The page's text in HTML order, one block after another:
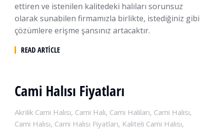
ettiren ve istenilen kalitedeki halıları sorunsuz
olarak sunabilen firmamızla birlikte, istediğiniz gibi
çözümlere erişme şansınız artacaktır.
READ ARTICLE
Cami Halısı Fiyatları
Akrilik Cami Halısı, Cami Halı, Cami Halıları, Cami Halısı,
Cami Halısı, Cami Halısı Fiyatları, Kaliteli Cami Halısı,